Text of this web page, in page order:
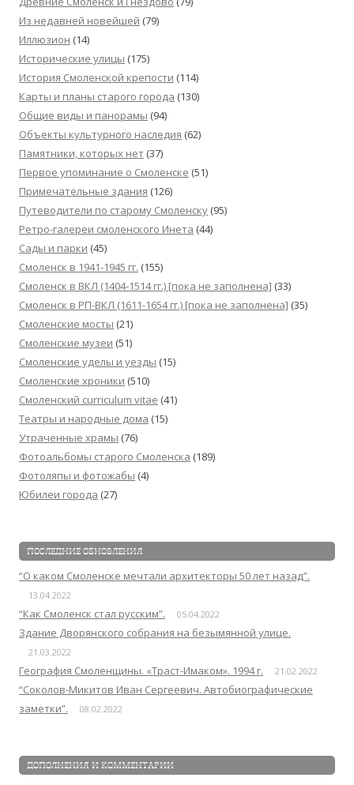
Из недавней новейшей (79)
Иллюзион (14)
Исторические улицы (175)
История Смоленской крепости (114)
Карты и планы старого города (130)
Общие виды и панорамы (94)
Объекты культурного наследия (62)
Памятники, которых нет (37)
Первое упоминание о Смоленске (51)
Примечательные здания (126)
Путеводители по старому Смоленску (95)
Ретро-галереи смоленского Инета (44)
Сады и парки (45)
Смоленск в 1941-1945 гг. (155)
Смоленск в ВКЛ (1404-1514 гг.) [пока не заполнена] (33)
Смоленск в РП-ВКЛ (1611-1654 гг.) [пока не заполнена] (35)
Смоленские мосты (21)
Смоленские музеи (51)
Смоленские уделы и уезды (15)
Смоленские хроники (510)
Смоленский сurriculum vitae (41)
Театры и народные дома (15)
Утраченные храмы (76)
Фотоальбомы старого Смоленска (189)
Фотоляпы и фотожабы (4)
Юбилеи города (27)
ПОСЛЕДНИЕ ОБНОВЛЕНИЯ
“О каком Смоленске мечтали архитекторы 50 лет назад”.
13.04.2022
“Как Смоленск стал русским”. 05.04.2022
Здание Дворянского собрания на безымянной улице.
21.03.2022
География Смоленщины. «Траст-Имаком». 1994 г. 21.02.2022
“Соколов-Микитов Иван Сергеевич. Автобиографические
заметки”.
08.02.2022
ДОПОЛНЕНИЯ И КОММЕНТАРИИ